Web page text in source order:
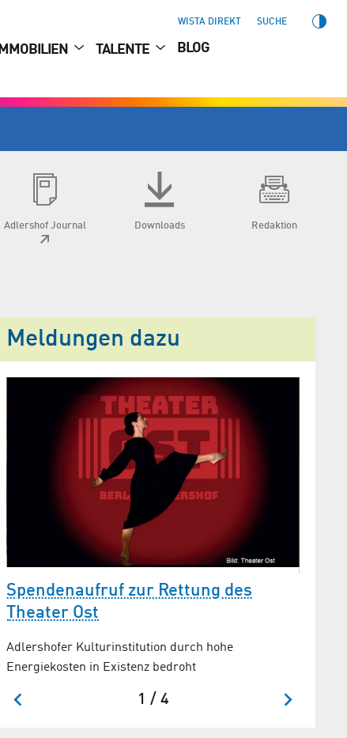
WISTA DIREKT SUCHE
IMMOBILIEN TALENTE BLOG
Adlershof Journal Downloads Redaktion
Meldungen dazu
Spendenaufruf zur Rettung des
Theater Ost
Adlershofer Kulturinstitution durch hohe
Energiekosten in Existenz bedroht
1 / 4